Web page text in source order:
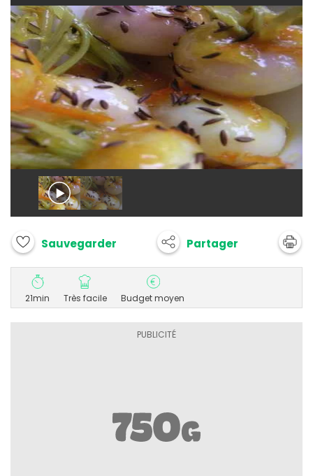
Sauvegarder Partager
21min Très facile Budget moyen